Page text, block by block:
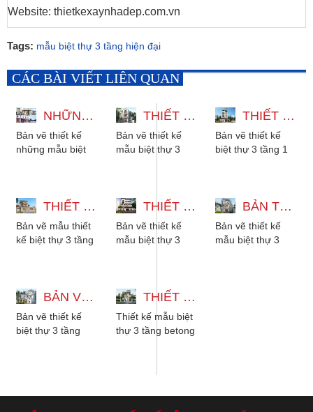
Website: thietkexaynhadep.com.vn
Tags: mẫu biệt thự 3 tầng hiện đại
CÁC BÀI VIẾT LIÊN QUAN
NHỮNG MẪU BIỆT THỰ 3 TẦNG ĐẸP ĐA DẠNG PHONG CÁCH
Bản vẽ thiết kế
những mẫu biệt
THIẾT KẾ MẪU BIỆT THỰ 3 TẦNG CÓ THANG MÁY 12X22M
Bản vẽ thiết kế
mẫu biệt thự 3
phong cách tân...
THIẾT KẾ BIỆT THỰ 3 TẦNG 1 TUM HIỆN ĐẠI CÓ THANG MÁY VÀ HẦM
Bản vẽ thiết kế
biệt thự 3 tầng 1
với...
THIẾT KẾ BIỆT THỰ 3 TẦNG 2 MẶT TIỀN - 5 PHÒNG NGỦ MÁI NHẬT
Bản vẽ mẫu thiết
kế biệt thự 3 tầng
đình...
THIẾT KẾ MẪU BIỆT THỰ 3 TẦNG 15X27M CÓ HẦM XE VÀ THANG MÁY
Bản vẽ thiết kế
mẫu biệt thự 3
phù hợp...
BẢN THIẾT KẾ MẪU BIỆT THỰ 3 TẦNG TÂN CỔ ĐIỂN ĐẸP KÈM NỘI THẤT
Bản vẽ thiết kế
mẫu biệt thự 3
BẢN VẼ THIẾT KẾ BIỆT THỰ 3 TẦNG MÁI NHẬT TÂN CỔ ĐIỂN 3 PHÒNG NGỦ
Bản vẽ thiết kế
biệt thự 3 tầng
THIẾT KẾ MẪU BIỆT THỰ 3 TẦNG BETONG HIỆN ĐẠI CÓ HỒ BƠI
Thiết kế mẫu biệt
thự 3 tầng betong